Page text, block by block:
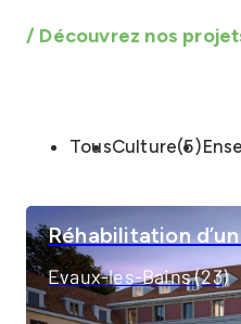
/ Découvrez nos
TousCulture(5)
Réhabilitation
Evaux-les-Bains (23)